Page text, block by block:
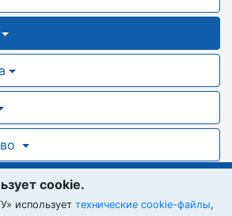
cookie.
использует технические cookie-файлы,